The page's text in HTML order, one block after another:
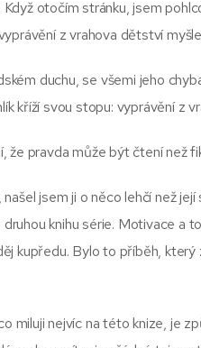
otočím stránku, jsem
z vrahova dětství
duchu, se všemi jeho
kříží svou stopu: vyprávění z
že pravda může být čtení než
našel jsem ji o něco lehčí než
knihu série. Motivace
kupředu. Bylo to příběh,
miluji nejvíc na této knize, je